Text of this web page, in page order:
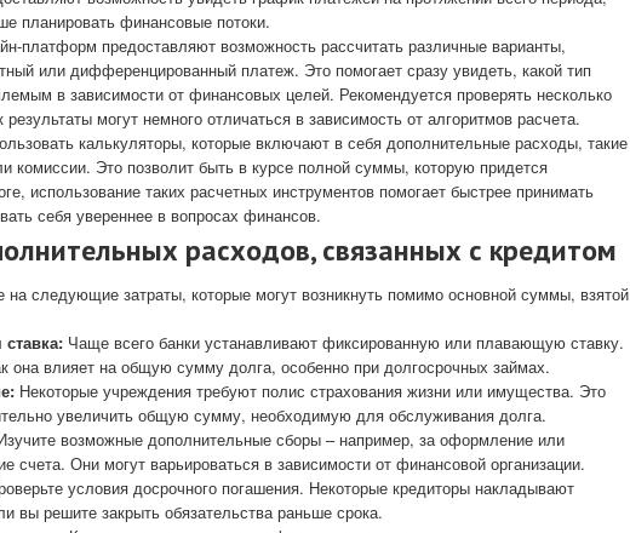
планировать финансовые потоки.
платформ предоставляют возможность рассчитать различные варианты,
или дифференцированный платеж. Это помогает сразу увидеть, какой тип
в зависимости от финансовых целей. Рекомендуется проверять несколько
результаты могут немного отличаться в зависимость от алгоритмов расчета.
калькуляторы, которые включают в себя дополнительные расходы, такие
комиссии. Это позволит быть в курсе полной суммы, которую придется
использование таких расчетных инструментов помогает быстрее принимать
себя увереннее в вопросах финансов.
расходов, связанных с кредитом
на следующие затраты, которые могут возникнуть помимо основной суммы, взятой
Чаще всего банки устанавливают фиксированную или плавающую ставку.
она влияет на общую сумму долга, особенно при долгосрочных займах.
Некоторые учреждения требуют полис страхования жизни или имущества. Это
увеличить общую сумму, необходимую для обслуживания долга.
возможные дополнительные сборы – например, за оформление или
счета. Они могут варьироваться в зависимости от финансовой организации.
условия досрочного погашения. Некоторые кредиторы накладывают
вы решите закрыть обязательства раньше срока.